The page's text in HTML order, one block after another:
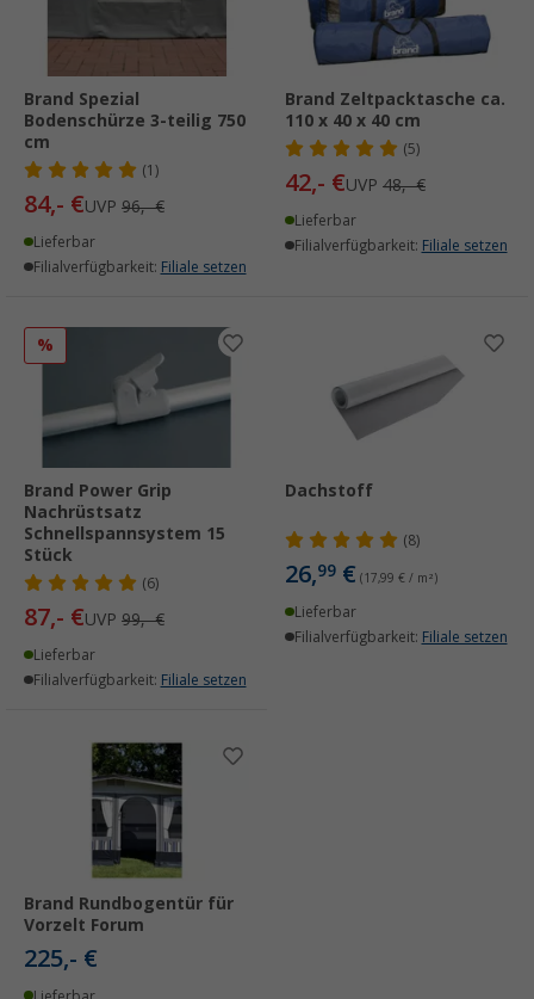
Brand Spezial
Bodenschürze 3-teilig 750
cm
(1)
84,- €UVP 96,- €
Lieferbar
Filialverfügbarkeit: Filiale setzen
Brand Zeltpacktasche ca.
110 x 40 x 40 cm
(5)
42,- €UVP 48,- €
Lieferbar
Filialverfügbarkeit: Filiale setzen
%
Brand Power Grip
Nachrüstsatz
Schnellspannsystem 15
Stück
(6)
87,- €UVP 99,- €
Lieferbar
Filialverfügbarkeit: Filiale setzen
Dachstoff
(8)
26,99 € (17,99 € / m²)
Lieferbar
Filialverfügbarkeit: Filiale setzen
Brand Rundbogentür für
Vorzelt Forum
225,- €